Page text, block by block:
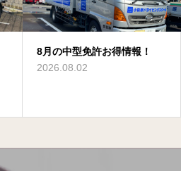
8月の中型免許お得情報！
2026.08.02
8月の大型二種免許お得情
報！
8月のけん引免許お得情報！
2026.08.02